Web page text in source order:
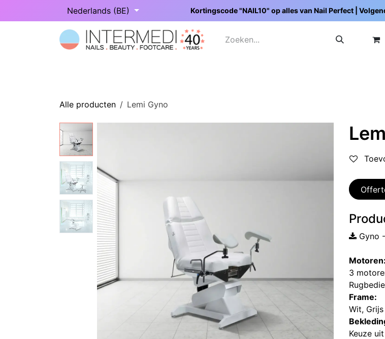
Overslaan naar inhoudNederlands (BE) Kortingscode "NAIL10" op alles van Nail Perfect |
Alle producten Lemi Gyno
Motoren:
3
Frame:
Wit,
Keuze
Gyno